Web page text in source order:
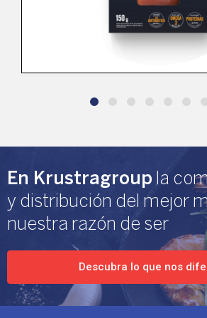
En Krustragroup la
y distribución del mejor
nuestra razón de ser
Descubra lo que nos